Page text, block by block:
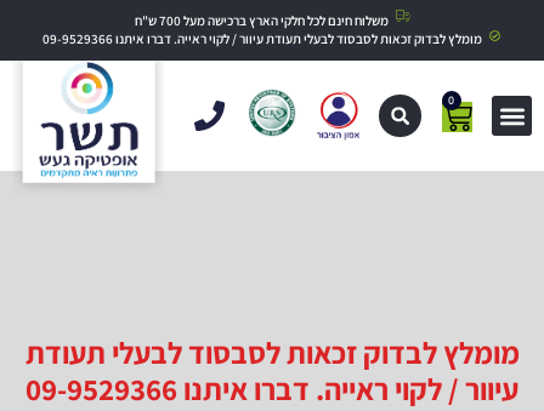
משלוח חינם לכל חלקי הארץ ברכישה מעל 700 ש"ח
מומלץ לבדוק זכאות לסבסוד לבעלי תעודת עיוור / לקוי ראייה. דברו איתנו 09-9529366
0
מומלץ לבדוק זכאות לסבסוד לבעלי תעודת
עיוור / לקוי ראייה. דברו איתנו 09-9529366